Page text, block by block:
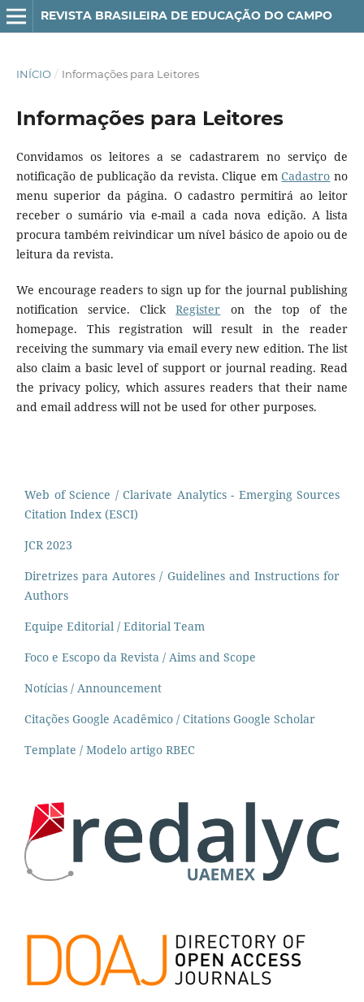
REVISTA BRASILEIRA DE EDUCAÇÃO DO CAMPO
INÍCIO / Informações para Leitores
Informações para Leitores
Convidamos os leitores a se cadastrarem no serviço de
notificação de publicação da revista. Clique emCadastro no
menu superior da página. O cadastro permitirá ao leitor
receber o sumário via e-mail a cada nova edição. A lista
procura também reivindicar um nível básico de apoio ou de
leitura da revista.
We encourage readers to sign up for the journal publishing
notification service. ClickRegister on the top of the
homepage. This registration will result in the reader
receiving the summary via email every new edition. The list
also claim a basic level of support or journal reading. Read
the privacy policy, which assures readers that their name
and email address will not be used for other purposes.
Web of Science / Clarivate Analytics - Emerging Sources
Citation Index (ESCI)
JCR 2023
Diretrizes para Autores / Guidelines and Instructions for
Authors
Equipe Editorial / Editorial Team
Foco e Escopo da Revista / Aims and Scope
Notícias / Announcement
Citações Google Acadêmico / Citations Google Scholar
Template / Modelo artigo RBEC